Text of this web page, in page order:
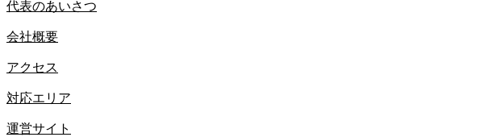
代表のあいさつ
会社概要
アクセス
対応エリア
運営サイト